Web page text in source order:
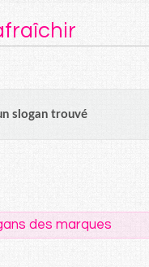
slogan trouvé
des marques